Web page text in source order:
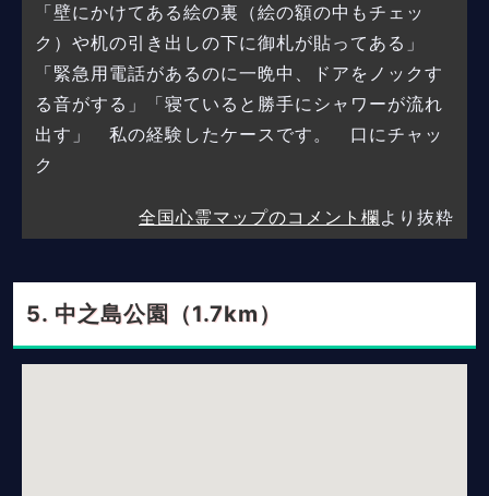
「壁にかけてある絵の裏（絵の額の中もチェッ
ク）や机の引き出しの下に御札が貼ってある」
「緊急用電話があるのに一晩中、ドアをノックす
る音がする」「寝ていると勝手にシャワーが流れ
出す」 私の経験したケースです。 口にチャッ
ク
全国心霊マップのコメント欄より抜粋
中之島公園（1.7km）